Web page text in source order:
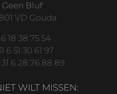
Bluf
VD Gouda
18 38 75 54
6 51 30 61 97
6 28 76 88 89
WILT MISSEN: